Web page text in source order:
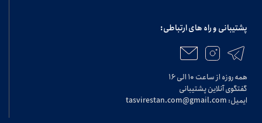
پشتیبانی و راه های ارتباطی:
همه روزه از ساعت ۱۰ الی ۱۶
گفتگوی آنلاین پشتیبانی
ایمیل: tasvirestan.com@gmail.com